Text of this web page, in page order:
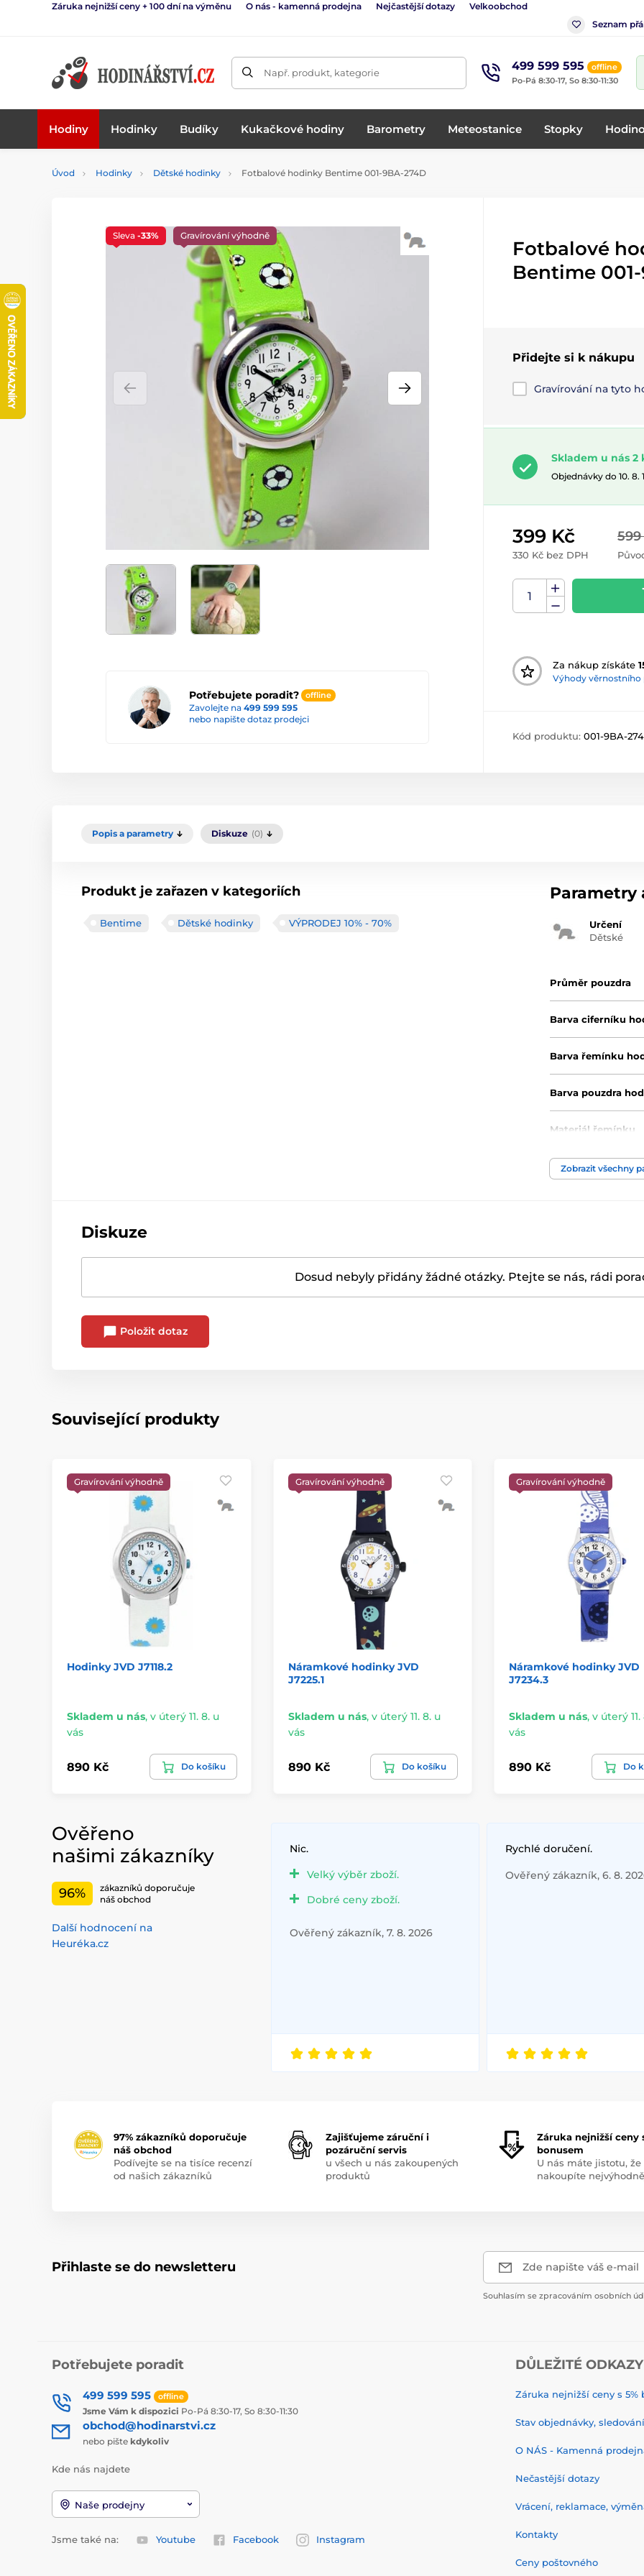
Záruka nejnižší ceny + 100 dní na výměnu O nás - kamenná prodejna Nejčastější dotazy Velkoobchod
Seznam
Např. produkt, kategorie 499 599 595
offline
Po-Pá 8:30-17, So 8:30-11:30
Hodiny Hodinky Budíky Kukačkové hodiny Barometry Meteostanice Stopky
Úvod Hodinky Dětské hodinky Fotbalové hodinky Bentime 001-9BA-274D
Potřebujete poradit? offline
Zavolejte na 499 599 595
nebo napište dotaz prodejci
Sleva -33% Gravírování výhodně
Fotbalové
Bentime
Přidejte si k nákupu
Gravírování na tyto
Skladem u nás 2
Objednávky do 10. 8.
599
399 Kč
330 Kč bez DPH
Za nákup získáte
Výhody věrnostního
Kód produktu: 001-9BA-
Popis a parametry Diskuze (0)
Produkt je zařazen v kategoriích
Bentime Dětské hodinky VÝPRODEJ 10% - 70%
Parametry
Určení
Dětské
Průměr pouzdra
Barva ciferníku
Barva řemínku
Barva pouzdra
Materiál řemínku
Zobrazit všechny
Diskuze
Dosud nebyly přidány žádné otázky. Ptejte se nás, rádi
Položit dotaz
Související produkty
Gravírování výhodně
Hodinky JVD J7118.2
Skladem u nás, v úterý 11. 8. u
vás
890 Kč Do košíku
Gravírování výhodně
Náramkové hodinky JVD
J7225.1
Skladem u nás, v úterý 11. 8. u
vás
890 Kč Do košíku
Gravírování výhodně
Náramkové hodinky JVD
J7234.3
Skladem u nás, v úterý 11.
vás
890 Kč Do
Ověřeno
našimi zákazníky
96%
zákazníků doporučuje
náš obchod
Další hodnocení na
Heuréka.cz
Nic.
Velký výběr zboží.
Dobré ceny zboží.
Ověřený zákazník, 7. 8. 2026
Rychlé doručení.
Ověřený zákazník, 6. 8.
97% zákazníků doporučuje
náš obchod
Podívejte se na tisíce recenzí
od našich zákazníků
Zajišťujeme záruční i
pozáruční servis
u všech u nás zakoupených
produktů
Záruka nejnižší ceny
bonusem
U nás máte jistotu, že
nakoupíte
Přihlaste se do newsletteru Zde napište váš e-mail
Souhlasím se zpracováním osobních
Potřebujete poradit
499 599 595 offline
Jsme Vám k dispozici Po-Pá 8:30-17, So 8:30-11:30
obchod@hodinarstvi.cz
nebo pište kdykoliv
Kde nás najdete
Naše prodejny
Jsme také na: Youtube Facebook Instagram
DŮLEŽITÉ ODKAZY
Záruka nejnižší ceny s 5%
Stav objednávky,
O NÁS - Kamenná
Nečastější dotazy
Vrácení, reklamace,
Kontakty
Ceny poštovného